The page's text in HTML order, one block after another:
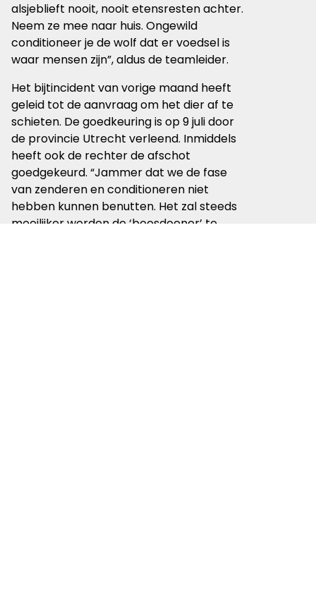
alsjeblieft nooit, nooit etensresten achter.
Neem ze mee naar huis. Ongewild
conditioneer je de wolf dat er voedsel is
waar mensen zijn”, aldus de teamleider.
Het bijtincident van vorige maand heeft
geleid tot de aanvraag om het dier af te
schieten. De goedkeuring is op 9 juli door
de provincie Utrecht verleend. Inmiddels
heeft ook de rechter de afschot
goedgekeurd. “Jammer dat we de fase
van zenderen en conditioneren niet
hebben kunnen benutten. Het zal steeds
moeilijker worden de ‘boosdoener’ te